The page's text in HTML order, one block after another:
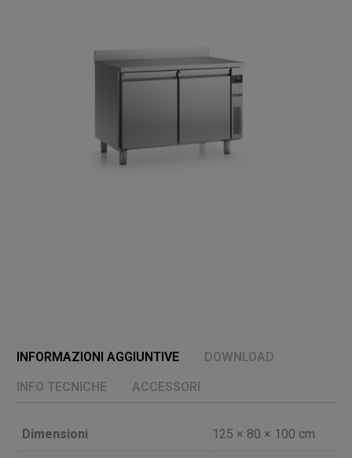
INFORMAZIONI AGGIUNTIVE
DOWNLOAD
INFO TECNICHE
ACCESSORI
Dimensioni 125 × 80 × 100 cm